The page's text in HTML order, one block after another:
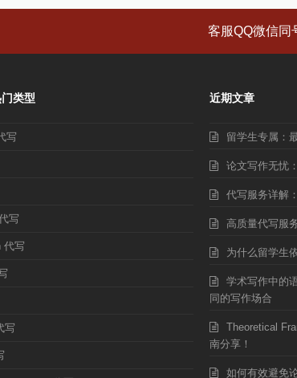
客服QQ微信同
类型
写
写
代写
写
近期文章
留学生专属：
论文写作无忧
代写服务详解
高质量代写服
为什么留学生
学术写作中的
同的写作场合
Theoretical
南分享！
如何有效避免